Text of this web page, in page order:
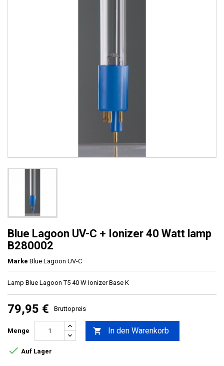
Blue Lagoon UV-C + Ionizer 40 Watt lamp
B280002
Marke Blue Lagoon UV-C
Lamp Blue Lagoon T5 40 W Ionizer Base K
79,95 € Bruttopreis
Menge  In den Warenkorb
 Auf Lager